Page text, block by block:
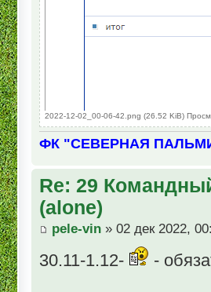
2022-12-02_00-06-42.png (26.52 KiB)
ФК "СЕВЕРНАЯ
Re: 29
(alone)
pele-vin » 02 дек 2022,
30.11-1.12- -